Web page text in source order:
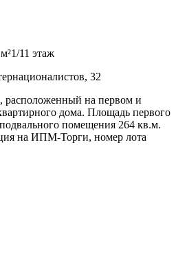
1/11 этаж
32
расположенный на первом и
дома. Площадь первого
помещения 264 кв.м.
на ИПМ-Торги, номер лота